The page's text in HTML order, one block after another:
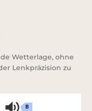
Wetterlage, ohne
Lenkpräzision zu
B